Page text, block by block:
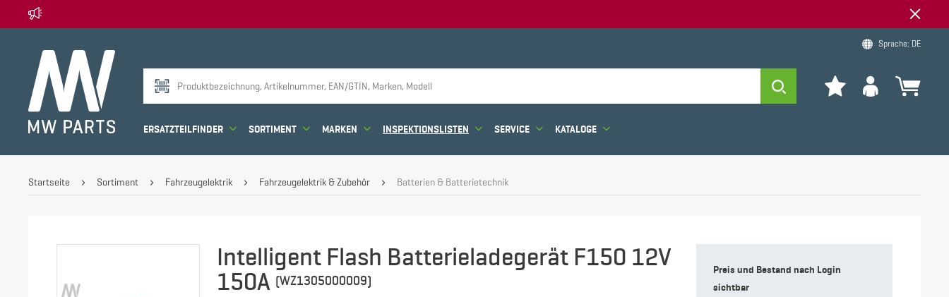
ERSATZTEILFINDER SORTIMENT MARKEN INSPEKTIONSLISTEN SERVICE KATALOGE
Sprache: DE
Startseite Sortiment Fahrzeugelektrik Fahrzeugelektrik & Zubehör Batterien & Batterietechnik
Intelligent Flash Batterieladegerät F150 12V
150A (WZ1305000009)
Preis und Bestand nach Login
sichtbar